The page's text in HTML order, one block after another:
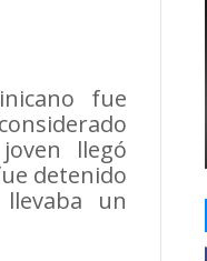
fue
llegó
detenido
un